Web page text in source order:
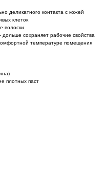
деликатного контакта с кожей
клеток
волоски
сохраняет рабочие свойства
температуре помещения
плотных паст